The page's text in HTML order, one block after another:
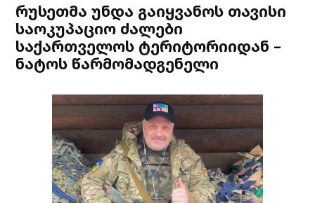
რუსეთმა უნდა გაიყვანოს თავისი
საოკუპაციო ძალები
საქართველოს ტერიტორიიდან –
ნატოს წარმომადგენელი